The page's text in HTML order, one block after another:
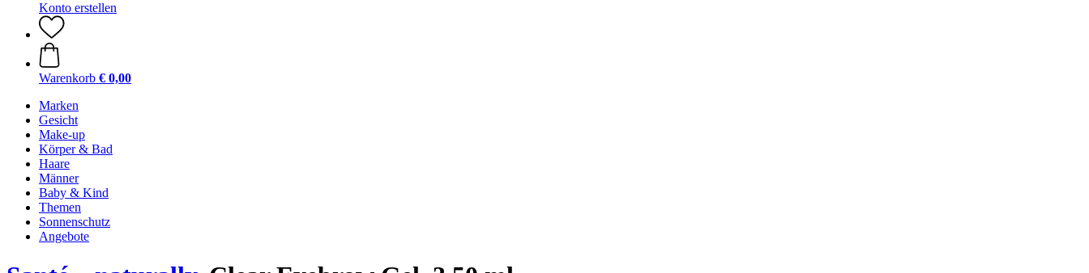
Konto erstellen
Warenkorb € 0,00
Marken
Gesicht
Make-up
Körper & Bad
Haare
Männer
Baby & Kind
Themen
Sonnenschutz
Angebote